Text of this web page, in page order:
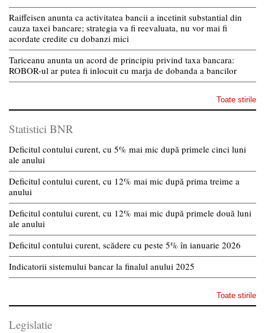
Raiffeisen anunta ca activitatea bancii a incetinit substantial din
cauza taxei bancare; strategia va fi reevaluata, nu vor mai fi
acordate credite cu dobanzi mici
Tariceanu anunta un acord de principiu privind taxa bancara:
ROBOR-ul ar putea fi inlocuit cu marja de dobanda a bancilor
Toate stirile
Statistici BNR
Deficitul contului curent, cu 5% mai mic după primele cinci luni
ale anului
Deficitul contului curent, cu 12% mai mic după prima treime a
anului
Deficitul contului curent, cu 12% mai mic după primele două luni
ale anului
Deficitul contului curent, scădere cu peste 5% în ianuarie 2026
Indicatorii sistemului bancar la finalul anului 2025
Toate stirile
Legislatie